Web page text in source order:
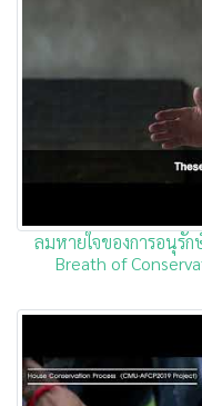
ลมหายใจของการอนุรัก
Breath of